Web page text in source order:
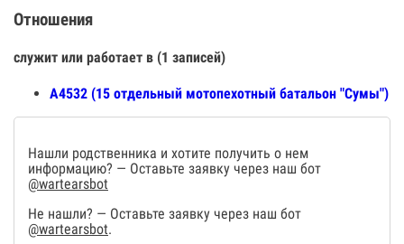
Отношения
служит или работает в (1 записей)
А4532 (15 отдельный мотопехотный батальон "Сумы")
Нашли родственника и хотите получить о нем
информацию? — Оставьте заявку через наш бот
@wartearsbot
Не нашли? — Оставьте заявку через наш бот
@wartearsbot.